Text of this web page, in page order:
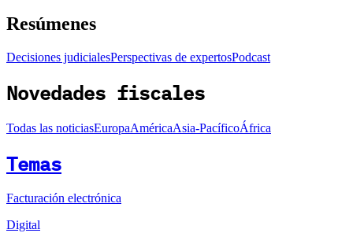
Resúmenes
Decisiones judicialesPerspectivas de expertosPodcast
Novedades fiscales
Todas las noticiasEuropaAméricaAsia-PacíficoÁfrica
Temas
Facturación electrónica
Digital